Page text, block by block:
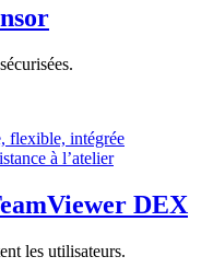
flexible, intégrée
à l’atelier
DEX
les utilisateurs.